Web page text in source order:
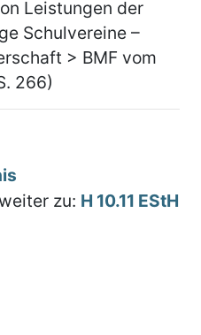
Leistungen der
Schulvereine –
> BMF vom
266)
zu: H 10.11 EStH